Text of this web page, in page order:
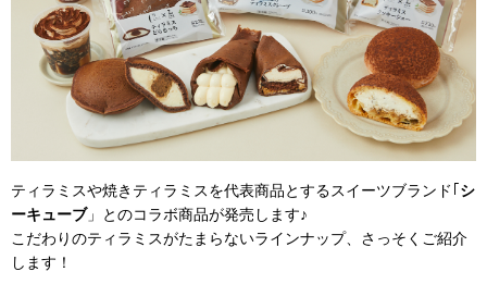
ティラミスや焼きティラミスを代表商品とするスイーツブランド｢シ
ーキューブ」とのコラボ商品が発売します♪
こだわりのティラミスがたまらないラインナップ、さっそくご紹介
します！